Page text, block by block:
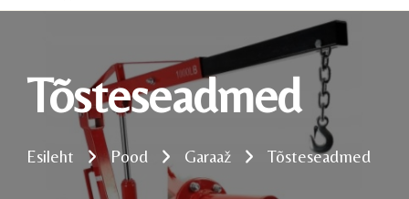
Tõsteseadmed
Esileht Pood Garaaž Tõsteseadmed